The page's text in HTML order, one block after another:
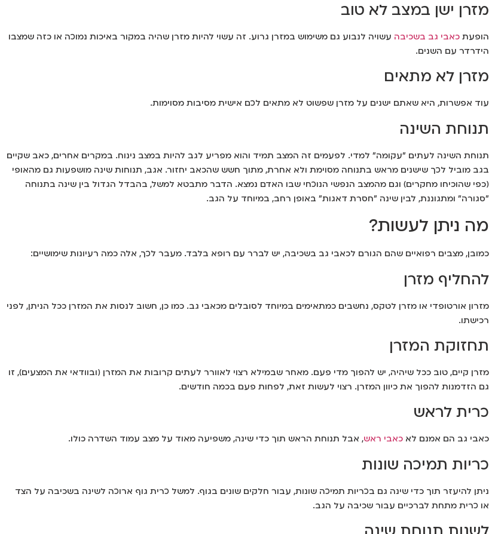
מזרן ישן במצב לא טוב
הופעת כאבי גב בשכיבה עשויה לנבוע גם משימוש במזרן גרוע. זה עשוי להיות מזרן שהיה במקור באיכות נמוכה או כזה שמצבו
הידרדר עם השנים.
מזרן לא מתאים
עוד אפשרות, היא שאתם ישנים על מזרן שפשוט לא מתאים לכם אישית מסיבות מסוימות.
תנוחת השינה
תנוחת השינה לעתים "עקומה" למדי. לפעמים זה המצב תמיד והוא מפריע לגב להיות במצב נינוח. במקרים אחרים, כאב שקיים
בגב מוביל לכך שישנים מראש בתנוחה מסוימת ולא אחרת, מתוך חשש שהכאב יחזור. אגב, תנוחות שינה מושפעות גם מהאופי
(כפי שהוכיחו מחקרים) וגם מהמצב הנפשי הנוכחי שבו האדם נמצא. הדבר מתבטא למשל, בהבדל הגדול בין שינה בתנוחה
"סגורה" ומתגוננת, לבין שינה "חסרת דאגות" באופן רחב, במיוחד על הגב.
מה ניתן לעשות?
כמובן, מצבים רפואיים שהם הגורם לכאבי גב בשכיבה, יש לברר עם רופא בלבד. מעבר לכך, אלה כמה רעיונות שימושיים:
להחליף מזרן
מזרון אורטופדי או מזרן לטקס, נחשבים כמתאימים במיוחד לסובלים מכאבי גב. כמו כן, חשוב לנסות את המזרן ככל הניתן, לפני
רכישתו.
תחזוקת המזרן
מזרן קיים, טוב ככל שיהיה, יש להפוך מדי פעם. מאחר שבמילא רצוי לאוורר לעתים קרובות את המזרן (ובוודאי את המצעים), זו
גם הזדמנות להפוך את כיוון המזרן. רצוי לעשות זאת, לפחות פעם בכמה חודשים.
כרית לראש
כאבי גב הם אמנם לא כאבי ראש, אבל תנוחת הראש תוך כדי שינה, משפיעה מאוד על מצב עמוד השדרה כולו.
כריות תמיכה שונות
ניתן להיעזר תוך כדי שינה גם בכריות תמיכה שונות, עבור חלקים שונים בגוף. למשל כרית גוף ארוכה לשינה בשכיבה על הצד
או כרית מתחת לברכיים עבור שכיבה על הגב.